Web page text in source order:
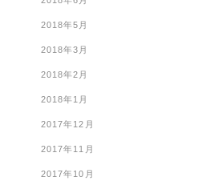
2018年5月
2018年3月
2018年2月
2018年1月
2017年12月
2017年11月
2017年10月